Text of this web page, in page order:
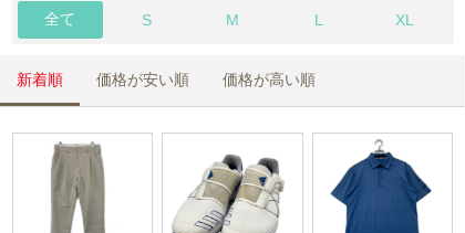
全て S M L XL
新着順 価格が安い順 価格が高い順